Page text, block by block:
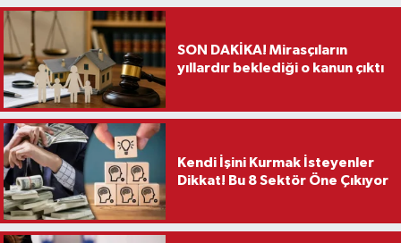
SON DAKİKA! Mirasçıların
yıllardır beklediği o kanun çıktı
Kendi İşini Kurmak İsteyenler
Dikkat! Bu 8 Sektör Öne Çıkıyor